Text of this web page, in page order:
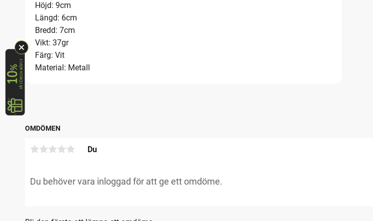
Höjd: 9cm
Längd: 6cm
Bredd: 7cm
Vikt: 37gr
Färg: Vit
Material: Metall
OMDÖMEN
Du